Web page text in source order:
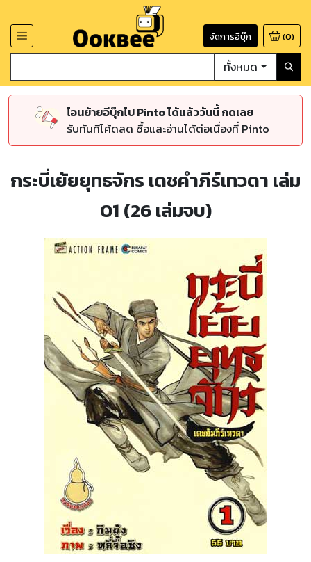
จัดการอีบุ๊ก (0)
ทั้งหมด
โอนย้ายอีบุ๊กไป Pinto ได้แล้ววันนี้ กดเลย
รับทันทีโค้ดลด ซื้อและอ่านได้ต่อเนื่องที่ Pinto
กระบี่เย้ยยุทธจักร เดชคำภีร์เทวดา เล่ม
01 (26 เล่มจบ)